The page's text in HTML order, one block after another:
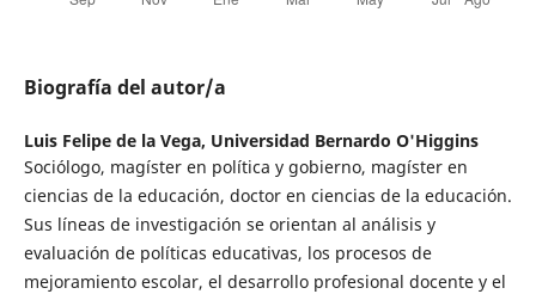
Biografía del autor/a
Luis Felipe de la Vega, Universidad Bernardo O'Higgins
Sociólogo, magíster en política y gobierno, magíster en
ciencias de la educación, doctor en ciencias de la educación.
Sus líneas de investigación se orientan al análisis y
evaluación de políticas educativas, los procesos de
mejoramiento escolar, el desarrollo profesional docente y el